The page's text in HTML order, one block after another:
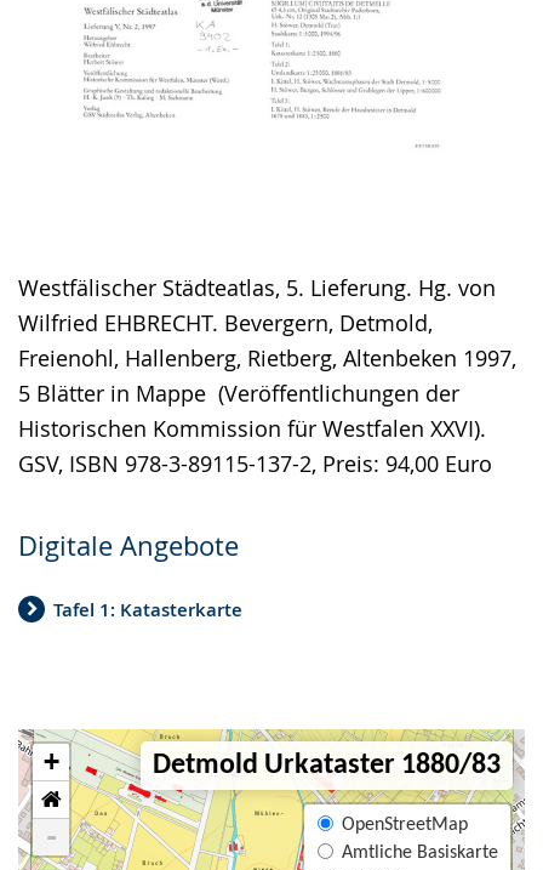
Westfälischer Städteatlas, 5. Lieferung. Hg. von
Wilfried EHBRECHT. Bevergern, Detmold,
Freienohl, Hallenberg, Rietberg, Altenbeken 1997,
5 Blätter in Mappe (Veröffentlichungen der
Historischen Kommission für Westfalen XXVI).
GSV, ISBN 978-3-89115-137-2, Preis: 94,00 Euro
Digitale Angebote
Tafel 1: Katasterkarte